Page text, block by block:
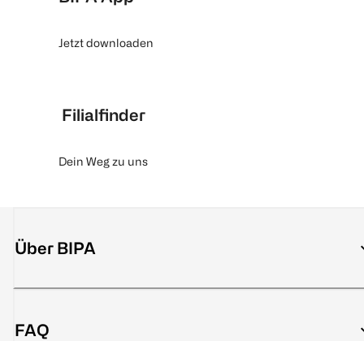
Jetzt downloaden
Filialfinder
Dein Weg zu uns
Über BIPA
FAQ